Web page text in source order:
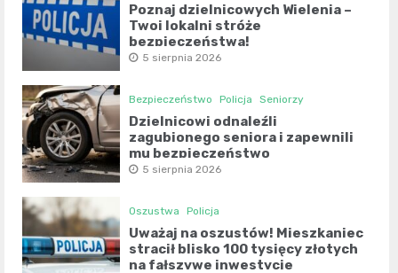
Poznaj dzielnicowych Wielenia –
Twoi lokalni stróże
bezpieczeństwa!
5 sierpnia 2026
Bezpieczeństwo Policja Seniorzy
Dzielnicowi odnaleźli
zagubionego seniora i zapewnili
mu bezpieczeństwo
5 sierpnia 2026
Oszustwa Policja
Uważaj na oszustów! Mieszkaniec
stracił blisko 100 tysięcy złotych
na fałszywe inwestycje